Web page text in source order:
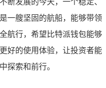
一艘坚固的航船，能够带领
航行，希望比特派钱包能够
好的使用体验，让投资者能
探索和前行。